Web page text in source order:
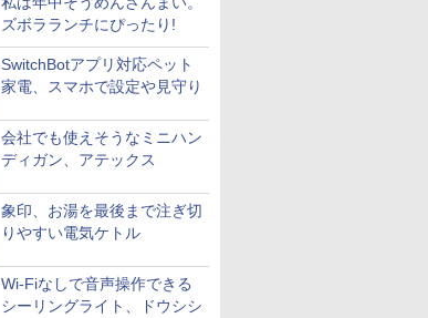
ズボラランチにぴったり!
SwitchBotアプリ対応ペット
家電、スマホで設定や見守り
会社でも使えそうなミニハン
ディガン、アテックス
象印、お湯を最後まで注ぎ切
りやすい電気ケトル
Wi-Fiなしで音声操作できる
シーリングライト、ドウシシ